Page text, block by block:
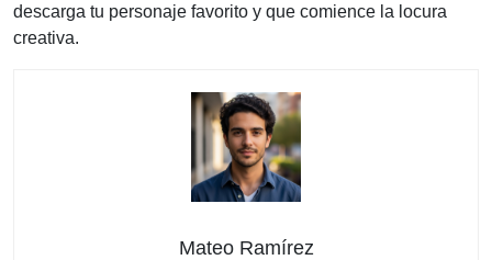
descarga tu personaje favorito y que comience la locura
creativa.
Mateo Ramírez